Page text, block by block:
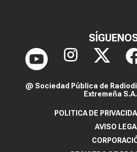
@ Sociedad Pública de
Extremeña
POLITICA DE
AVISO